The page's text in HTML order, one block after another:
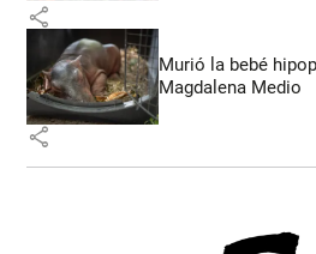
share
Murió la bebé
Magdalena Medio
share